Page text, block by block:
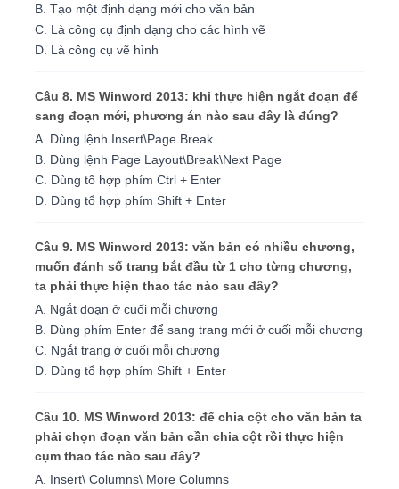
B. Tạo một định dạng mới cho văn bản
C. Là công cụ định dạng cho các hình vẽ
D. Là công cụ vẽ hình
Câu 8. MS Winword 2013: khi thực hiện ngắt đoạn để
sang đoạn mới, phương án nào sau đây là đúng?
A. Dùng lệnh Insert\Page Break
B. Dùng lệnh Page Layout\Break\Next Page
C. Dùng tổ hợp phím Ctrl + Enter
D. Dùng tổ hợp phím Shift + Enter
Câu 9. MS Winword 2013: văn bản có nhiều chương,
muốn đánh số trang bắt đầu từ 1 cho từng chương,
ta phải thực hiện thao tác nào sau đây?
A. Ngắt đoạn ở cuối mỗi chương
B. Dùng phím Enter để sang trang mới ở cuối mỗi chương
C. Ngắt trang ở cuối mỗi chương
D. Dùng tổ hợp phím Shift + Enter
Câu 10. MS Winword 2013: để chia cột cho văn bản ta
phải chọn đoạn văn bản cần chia cột rồi thực hiện
cụm thao tác nào sau đây?
A. Insert\ Columns\ More Columns